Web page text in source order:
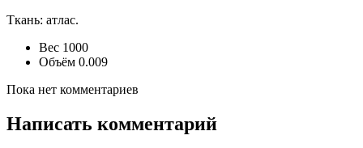
Ткань: атлас.
Вес 1000
Объём 0.009
Пока нет комментариев
Написать комментарий